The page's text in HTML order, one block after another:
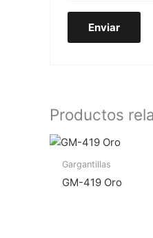
Productos
Gargantillas
GM-419 Oro